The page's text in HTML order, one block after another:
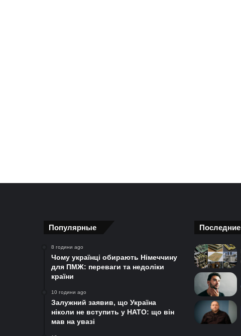
Популярные
8 години ago
Чому українці обирають Німеччину
для ПМЖ: переваги та недоліки
країни
10 години ago
Залужний заявив, що Україна
ніколи не вступить у НАТО: що він
мав на увазі
Последние